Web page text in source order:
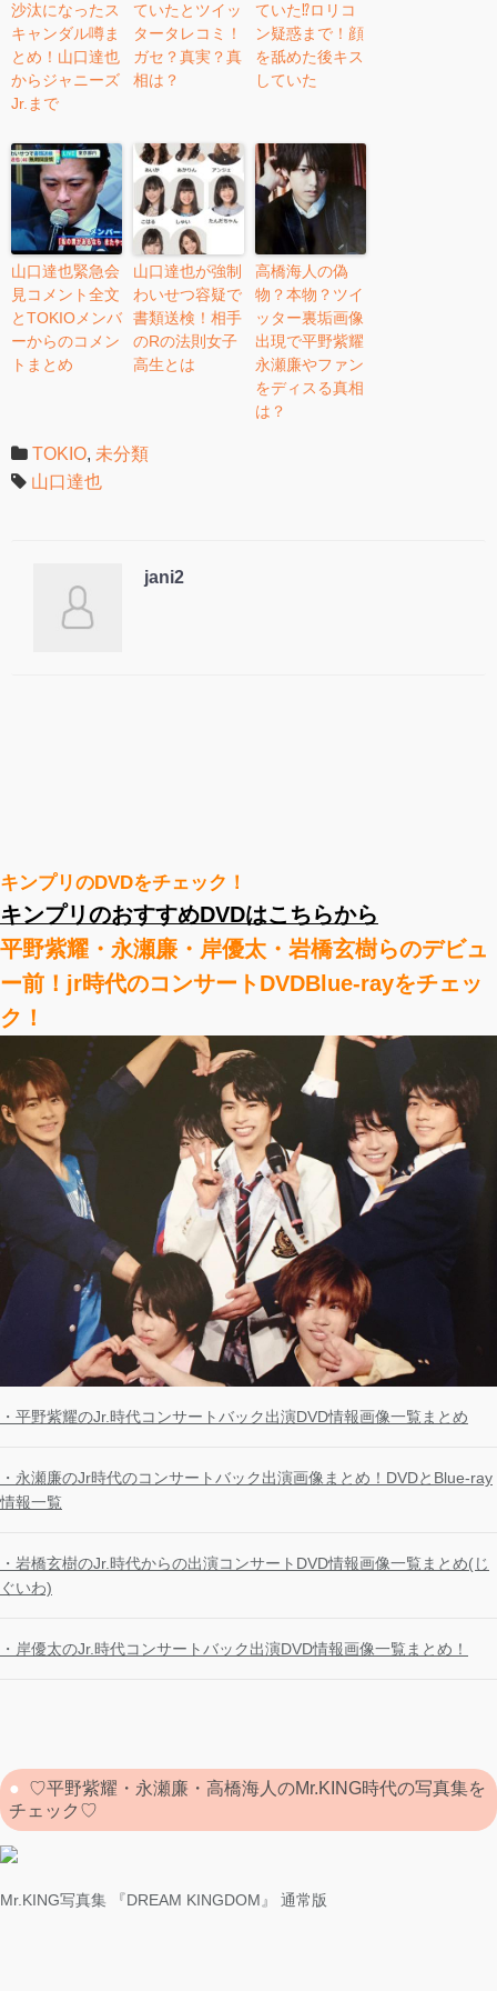
沙汰になったス
キャンダル噂ま
とめ！山口達也
からジャニーズ
Jr.まで
ていたとツイッ
タータレコミ！
ガセ？真実？真
相は？
ていた⁉︎ロリコ
ン疑惑まで！顔
を舐めた後キス
していた
山口達也緊急会
見コメント全文
とTOKIOメンバ
ーからのコメン
トまとめ
山口達也が強制
わいせつ容疑で
書類送検！相手
のRの法則女子
高生とは
高橋海人の偽
物？本物？ツイ
ッター裏垢画像
出現で平野紫耀
永瀬廉やファン
をディスる真相
は？
TOKIO, 未分類
山口達也
jani2
キンプリのDVDをチェック！
キンプリのおすすめDVDはこちらから
平野紫耀・永瀬廉・岸優太・岩橋玄樹らのデビュ
ー前！jr時代のコンサートDVDBlue-rayをチェッ
ク！
・平野紫耀のJr.時代コンサートバック出演DVD情報画像一覧まとめ
・永瀬廉のJr時代のコンサートバック出演画像まとめ！DVDとBlue-ray
情報一覧
・岩橋玄樹のJr.時代からの出演コンサートDVD情報画像一覧まとめ(じ
ぐいわ)
・岸優太のJr.時代コンサートバック出演DVD情報画像一覧まとめ！
♡平野紫耀・永瀬廉・高橋海人のMr.KING時代の写真集を
チェック♡
Mr.KING写真集 『DREAM KINGDOM』 通常版